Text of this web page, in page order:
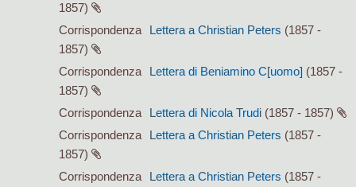
1857)
Corrispondenza
Lettera a Christian Peters (1857 -
1857)
Corrispondenza
Lettera di Beniamino C[uomo] (1857 -
1857)
Corrispondenza
Lettera di Nicola Trudi (1857 - 1857)
Corrispondenza
Lettera a Christian Peters (1857 -
1857)
Corrispondenza
Lettera a Christian Peters (1857 -